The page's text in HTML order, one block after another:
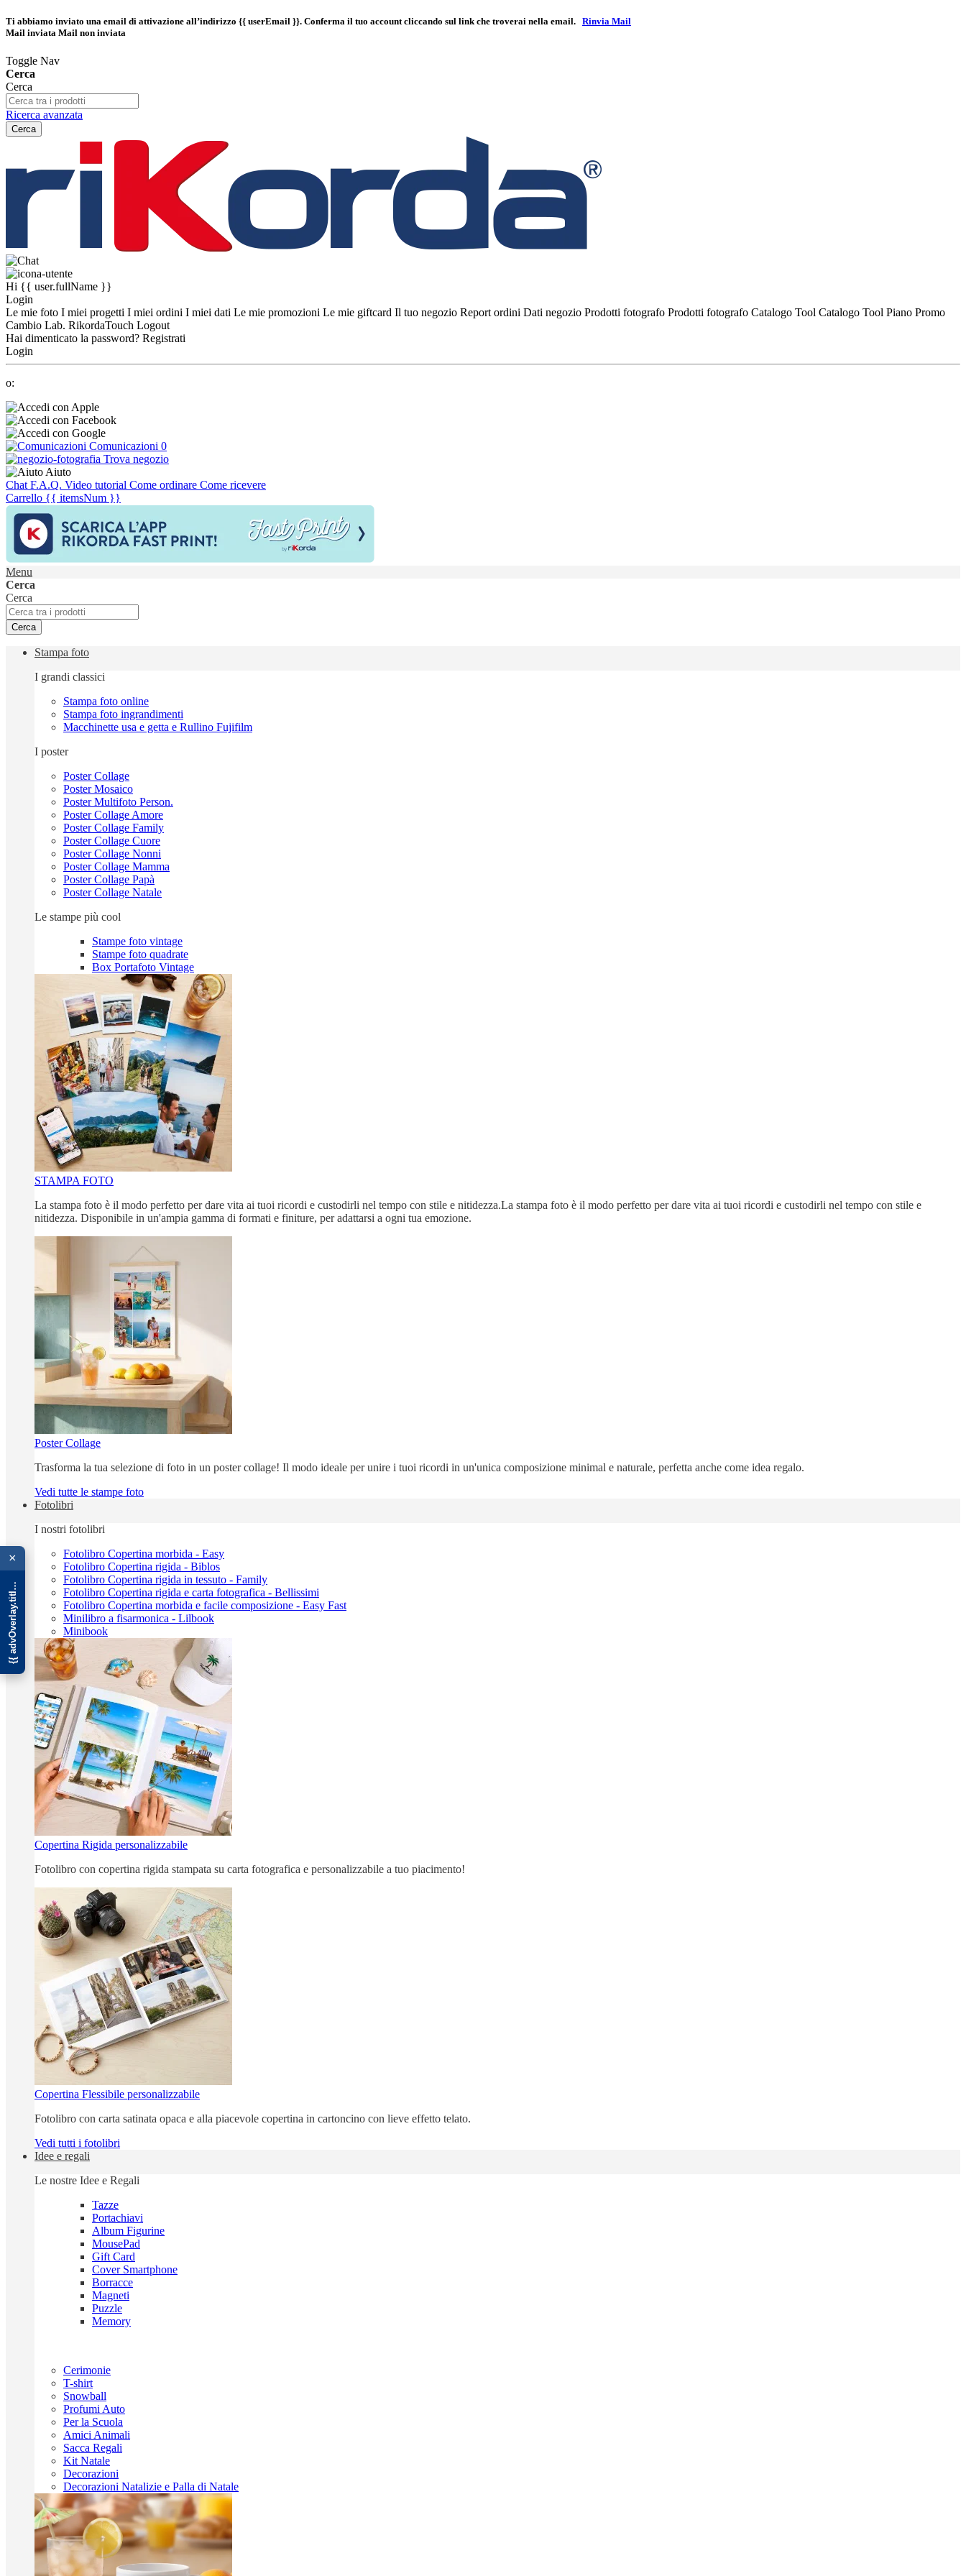
Ti abbiamo inviato una email di attivazione all’indirizzo {{ userEmail }}. Conferma il tuo account cliccando sul link che troverai nella email. Rinvia Mail
Mail inviata Mail non inviata
Toggle Nav
Cerca
Cerca
Ricerca avanzata
Cerca
Hi {{ user.fullName }}
Login
Le mie foto I miei progetti I miei ordini I miei dati Le mie promozioni Le mie giftcard Il tuo negozio Report ordini Dati negozio Prodotti fotografo Prodotti fotografo Catalogo Tool Catalogo Tool Piano Promo
Cambio Lab. RikordaTouch Logout
Hai dimenticato la password? Registrati
Login
o:
Comunicazioni 0
Trova negozio
Aiuto
Chat F.A.Q. Video tutorial Come ordinare Come ricevere
Carrello {{ itemsNum }}
Menu
Cerca
Cerca
Cerca
Stampa foto
I grandi classici
Stampa foto online
Stampa foto ingrandimenti
Macchinette usa e getta e Rullino Fujifilm
I poster
Poster Collage
Poster Mosaico
Poster Multifoto Person.
Poster Collage Amore
Poster Collage Family
Poster Collage Cuore
Poster Collage Nonni
Poster Collage Mamma
Poster Collage Papà
Poster Collage Natale
Le stampe più cool
Stampe foto vintage
Stampe foto quadrate
Box Portafoto Vintage
STAMPA FOTO
La stampa foto è il modo perfetto per dare vita ai tuoi ricordi e custodirli nel tempo con stile e nitidezza.La stampa foto è il modo perfetto per dare vita ai tuoi ricordi e custodirli nel tempo con stile e
nitidezza. Disponibile in un'ampia gamma di formati e finiture, per adattarsi a ogni tua emozione.
Poster Collage
Trasforma la tua selezione di foto in un poster collage! Il modo ideale per unire i tuoi ricordi in un'unica composizione minimal e naturale, perfetta anche come idea regalo.
Vedi tutte le stampe foto
Fotolibri
I nostri fotolibri
Fotolibro Copertina morbida - Easy
Fotolibro Copertina rigida - Biblos
Fotolibro Copertina rigida in tessuto - Family
Fotolibro Copertina rigida e carta fotografica - Bellissimi
Fotolibro Copertina morbida e facile composizione - Easy Fast
Minilibro a fisarmonica - Lilbook
Minibook
Copertina Rigida personalizzabile
Fotolibro con copertina rigida stampata su carta fotografica e personalizzabile a tuo piacimento!
Copertina Flessibile personalizzabile
Fotolibro con carta satinata opaca e alla piacevole copertina in cartoncino con lieve effetto telato.
Vedi tutti i fotolibri
Idee e regali
Le nostre Idee e Regali
Tazze
Portachiavi
Album Figurine
MousePad
Gift Card
Cover Smartphone
Borracce
Magneti
Puzzle
Memory
Cerimonie
T-shirt
Snowball
Profumi Auto
Per la Scuola
Amici Animali
Sacca Regali
Kit Natale
Decorazioni
Decorazioni Natalizie e Palla di Natale
×
{{ advOverlay.title || 'Promo' }}